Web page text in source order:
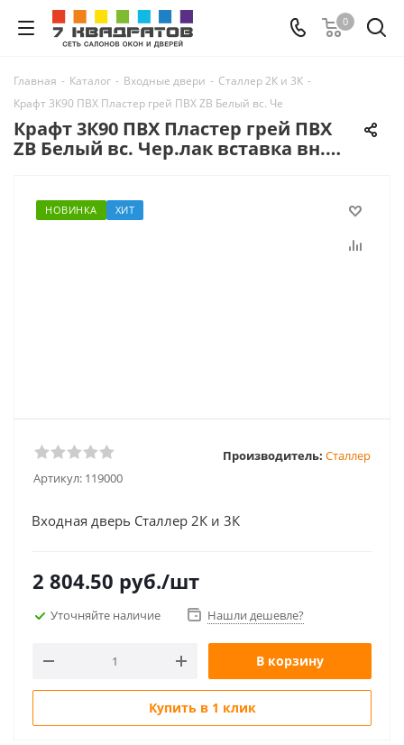
0
Главная - Каталог - Входные двери - Сталлер 2К и 3К -
Крафт 3К90 ПВХ Пластер грей ПВХ ZB Белый вс. Чер.лак вставка вн.
Крафт 3К90 ПВХ Пластер грей ПВХ
ZB Белый вс. Чер.лак вставка вн.
НОВИНКА ХИТ
Артикул: 119000
Производитель: Сталлер
Входная дверь Сталлер 2К и 3К
2 804.50 руб./шт
Уточняйте наличие Нашли дешевле?
В корзину
Купить в 1 клик